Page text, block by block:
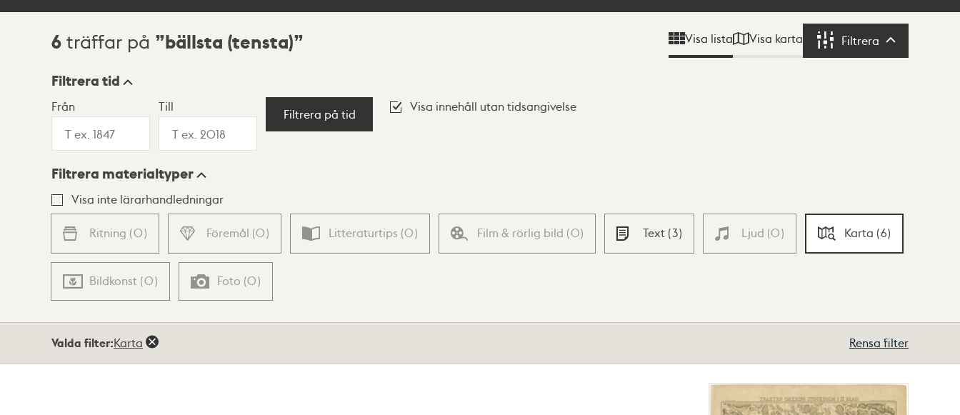
Sökresultat
6 träffar på bällsta (tensta) Visa lista Visa karta Filtrera Filtrera
Visningsläge
Lista Karta
Filtrera tid
Från Till
Filtrera på tid
Visa innehåll utan tidsangivelse
Filtrera materialtyper
Visa inte lärarhandledningar
Ritning (0) Föremål (0) Litteraturtips (0) Film & rörlig bild (0) Text (3) Ljud (0) Karta (6)
Bildkonst (0) Foto (0)
Valda filter:Karta Rensa filter